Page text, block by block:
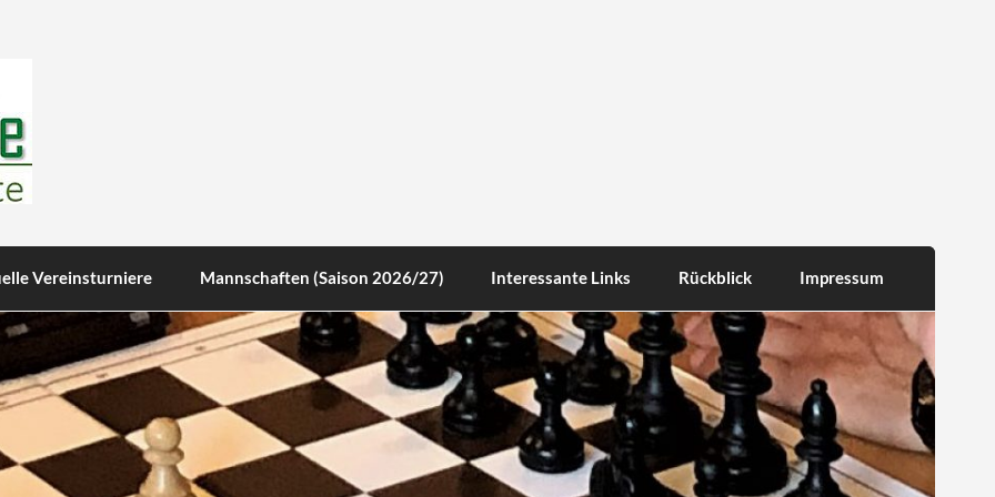
Vereinsturniere Mannschaften (Saison 2026/27) Interessante Links Rückblick Impressum